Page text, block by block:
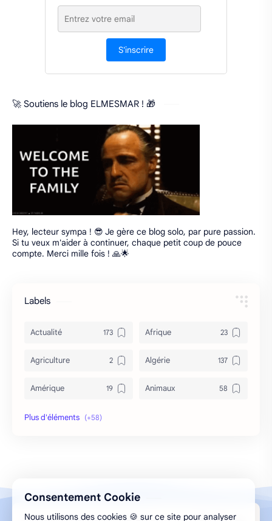
S'inscrire
🚀 Soutiens le blog ELMESMAR ! 🎁
Hey, lecteur sympa ! 😎 Je gère ce blog solo, par pure passion.
Si tu veux m'aider à continuer, chaque petit coup de pouce
compte. Merci mille fois ! 🙏🌟
Labels
Actualité Afrique
Agriculture Algérie
Amérique Animaux
Archéologie
Bon à savoir
Consentement Cookie
Nous utilisons des cookies 🍪 sur ce site pour analyser